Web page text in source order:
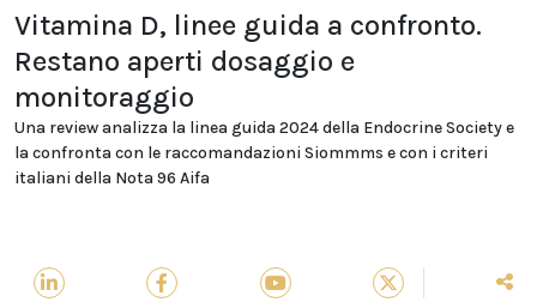
Vitamina D, linee guida a confronto.
Restano aperti dosaggio e
monitoraggio
Una review analizza la linea guida 2024 della Endocrine Society e
la confronta con le raccomandazioni Siommms e con i criteri
italiani della Nota 96 Aifa